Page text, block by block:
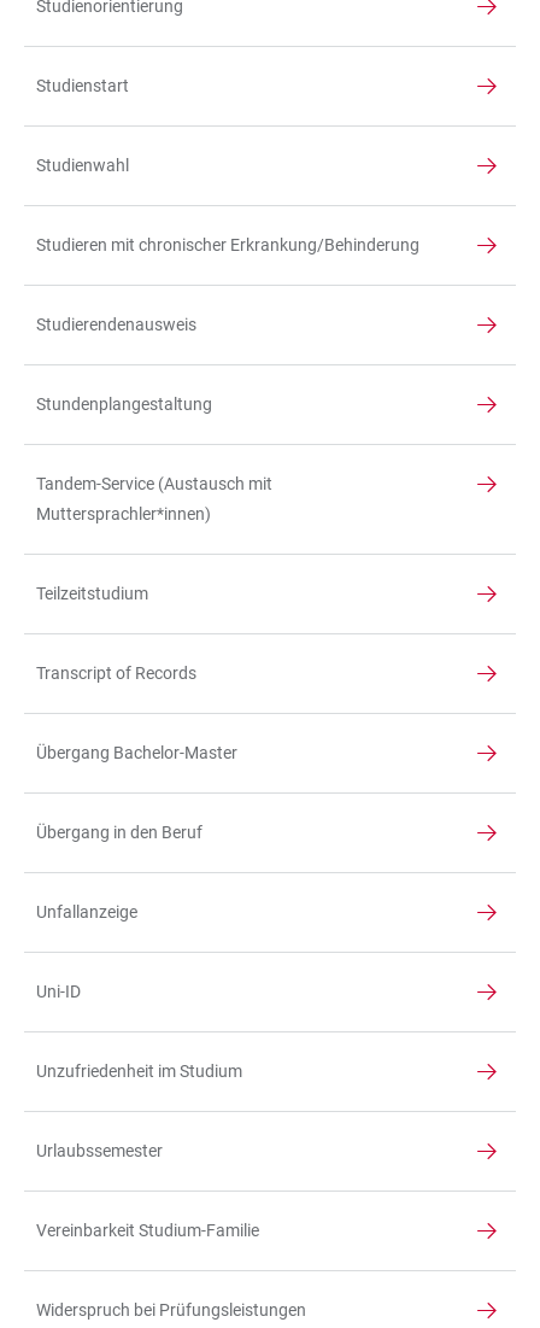
Studienorientierung
Studienstart
Studienwahl
Studieren mit chronischer Erkrankung/Behinderung
Studierendenausweis
Stundenplangestaltung
Tandem-Service (Austausch mit
Muttersprachler*innen)
Teilzeitstudium
Transcript of Records
Übergang Bachelor-Master
Übergang in den Beruf
Unfallanzeige
Uni-ID
Unzufriedenheit im Studium
Urlaubssemester
Vereinbarkeit Studium-Familie
Widerspruch bei Prüfungsleistungen